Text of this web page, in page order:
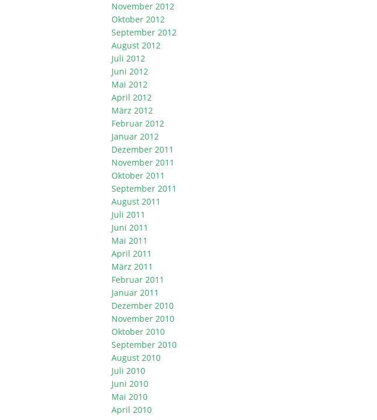
November 2012
Oktober 2012
September 2012
August 2012
Juli 2012
Juni 2012
Mai 2012
April 2012
März 2012
Februar 2012
Januar 2012
Dezember 2011
November 2011
Oktober 2011
September 2011
August 2011
Juli 2011
Juni 2011
Mai 2011
April 2011
März 2011
Februar 2011
Januar 2011
Dezember 2010
November 2010
Oktober 2010
September 2010
August 2010
Juli 2010
Juni 2010
Mai 2010
April 2010